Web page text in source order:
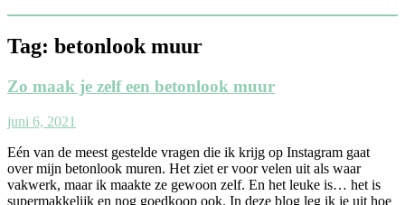
Tag: betonlook muur
Zo maak je zelf een betonlook muur
juni 6, 2021
Eén van de meest gestelde vragen die ik krijg op Instagram gaat
over mijn betonlook muren. Het ziet er voor velen uit als waar
vakwerk, maar ik maakte ze gewoon zelf. En het leuke is… het is
supermakkelijk en nog goedkoop ook. In deze blog leg ik je uit hoe